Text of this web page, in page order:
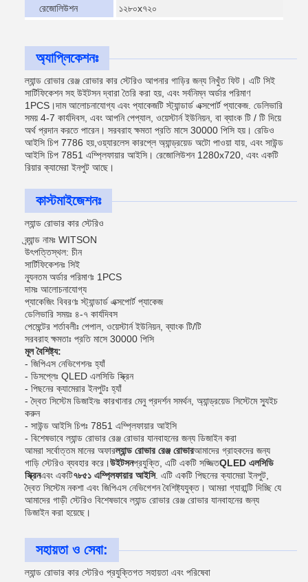
রেজোলিউশন ১২৮০x৭২০
অ্যাপ্লিকেশনঃ
ল্যান্ড রোভার রেঞ্জ রোভার কার স্টেরিও আপনার গাড়ির জন্য নিখুঁত ফিট। এটি সিই
সার্টিফিকেশন সহ উইটসন দ্বারা তৈরি করা হয়, এবং সর্বনিম্ন অর্ডার পরিমাণ
1PCS।দাম আলোচনাযোগ্য এবং প্যাকেজটি স্ট্যান্ডার্ড এক্সপোর্ট প্যাকেজ. ডেলিভারি
সময় 4-7 কার্যদিবস, এবং আপনি পেপ্যাল, ওয়েস্টার্ন ইউনিয়ন, বা ব্যাংক টি / টি দিয়ে
অর্থ প্রদান করতে পারেন। সরবরাহ ক্ষমতা প্রতি মাসে 30000 পিসি হয়। রেডিও
আইসি চিপ 7786 হয়,ওয়্যারলেস কারপ্লে অ্যান্ড্রয়েড অটো পাওয়া যায়, এবং সাউন্ড
আইসি চিপ 7851 এম্প্লিফায়ার আইসি। রেজোলিউশন 1280x720, এবং একটি
রিয়ার ক্যামেরা ইনপুট আছে।
কাস্টমাইজেশনঃ
ল্যান্ড রোভার কার স্টেরিও
ব্র্যান্ড নামঃ WITSON
উৎপত্তিস্থল: চীন
সার্টিফিকেশনঃ সিই
ন্যূনতম অর্ডার পরিমাণঃ 1PCS
দামঃ আলোচনাযোগ্য
প্যাকেজিং বিবরণঃ স্ট্যান্ডার্ড এক্সপোর্ট প্যাকেজ
ডেলিভারি সময়ঃ ৪-৭ কার্যদিবস
পেমেন্টের শর্তাবলীঃ পেপাল, ওয়েস্টার্ন ইউনিয়ন, ব্যাংক টি/টি
সরবরাহ ক্ষমতাঃ প্রতি মাসে 30000 পিসি
মূল বৈশিষ্ট্য:
- জিপিএস নেভিগেশনঃ হ্যাঁ
- ডিসপ্লেঃ QLED এলসিডি স্ক্রিন
- পিছনের ক্যামেরার ইনপুটঃ হ্যাঁ
- দ্বৈত সিস্টেম ডিজাইনঃ কারখানার মেনু প্রদর্শন সমর্থন, অ্যান্ড্রয়েড সিস্টেমে স্যুইচ
করুন
- সাউন্ড আইসি চিপঃ 7851 এম্প্লিফায়ার আইসি
- বিশেষভাবে ল্যান্ড রোভার রেঞ্জ রোভার যানবাহনের জন্য ডিজাইন করা
আমরা সর্বোত্তম মানের অফারল্যান্ড রোভার রেঞ্জ রোভারআমাদের গ্রাহকদের জন্য
গাড়ি স্টেরিও ব্যবহার করে।উইটসনপ্রযুক্তি, এটি একটি সজ্জিতQLED এলসিডি
স্ক্রিনএবং একটি৭৮৫১ এম্প্লিফায়ার আইসি. এটি একটি পিছনের ক্যামেরা ইনপুট,
দ্বৈত সিস্টেম নকশা এবং জিপিএস নেভিগেশন বৈশিষ্ট্যযুক্ত। আমরা গ্যারান্টি দিচ্ছি যে
আমাদের গাড়ী স্টেরিও বিশেষভাবে ল্যান্ড রোভার রেঞ্জ রোভার যানবাহনের জন্য
ডিজাইন করা হয়েছে।
সহায়তা ও সেবা:
ল্যান্ড রোভার কার স্টেরিও প্রযুক্তিগত সহায়তা এবং পরিষেবা